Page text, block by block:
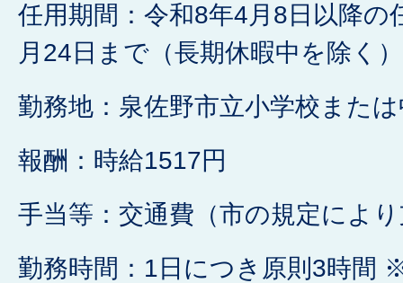
任用期間：令和8年4月8日以降の
月24日まで（長期休暇中を除く）
勤務地：泉佐野市立小学校また
報酬：時給1517円
手当等：交通費（市の規定によ
勤務時間：1日につき原則3時間